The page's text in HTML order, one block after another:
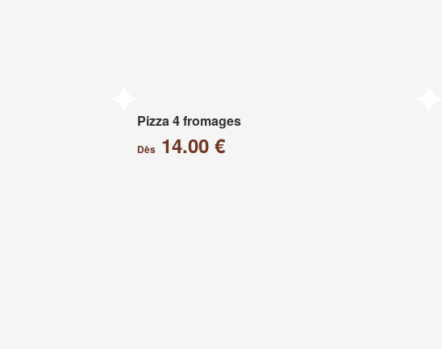
Pizza 4 fromages
Dès14.00 €